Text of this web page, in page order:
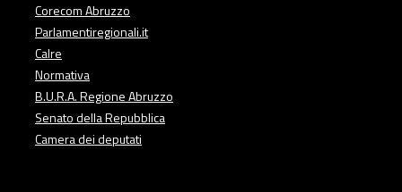
Corecom Abruzzo
Parlamentiregionali.it
Calre
Normativa
B.U.R.A. Regione Abruzzo
Senato della Repubblica
Camera dei deputati